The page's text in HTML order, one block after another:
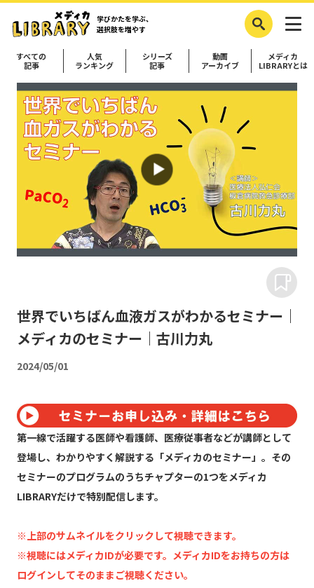
学びかたを学ぶ、
選択肢を増やす
すべての
記事
人気
ランキング
シリーズ
記事
動画
アーカイブ
メディカ
LIBRARYとは
世界でいちばん血液ガスがわかるセミナー｜
メディカのセミナー｜古川力丸
2024/05/01
第一線で活躍する医師や看護師、医療従事者などが講師として
登場し、わかりやすく解説する「メディカのセミナー」。その
セミナーのプログラムのうちチャプターの1つをメディカ
LIBRARYだけで特別配信します。
※上部のサムネイルをクリックして視聴できます。
※視聴にはメディカIDが必要です。メディカIDをお持ちの方は
ログインしてそのままご視聴ください。